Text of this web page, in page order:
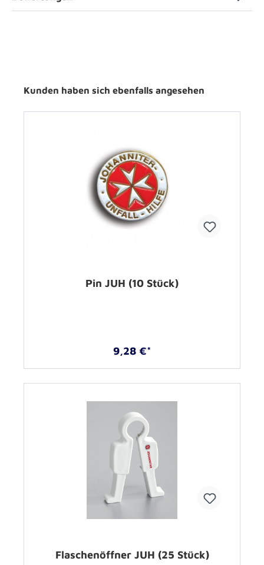
Kunden haben sich ebenfalls angesehen
Pin JUH (10 Stück)
9,28 €*
Flaschenöffner JUH (25 Stück)